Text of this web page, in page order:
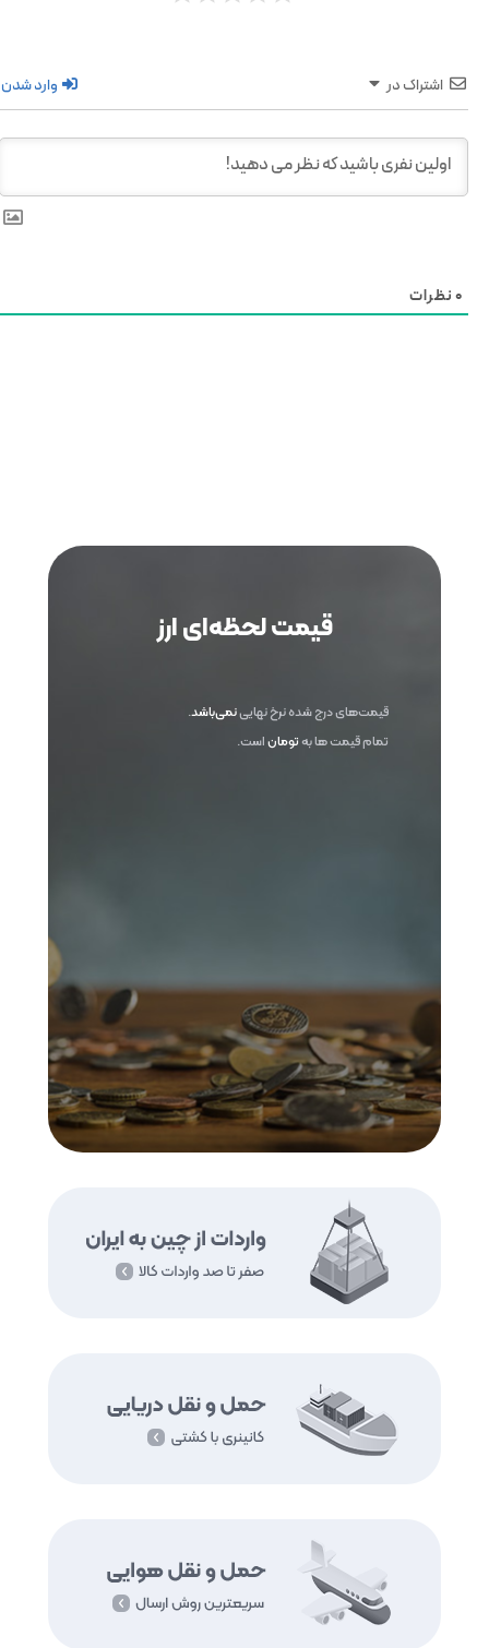
اشتراک در وارد شدن
0نظرات
قیمت لحظه‌ای ارز
قیمت‌های درج شده نرخ نهایینمی‌باشد.
تمام قیمت ها به توماناست.